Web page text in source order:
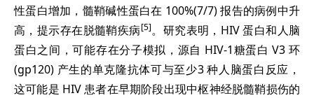
性蛋白增加，髓鞘碱性蛋白在 100%(7/7) 报告的病例中升
高，提示存在脱髓鞘疾病[5]。研究表明，HIV 蛋白和人脑
蛋白之间，可能存在分子模拟，源自 HIV-1糖蛋白 V3 环
(gp120) 产生的单克隆抗体可与至少3 种人脑蛋白反应，
这可能是 HIV 患者在早期阶段出现中枢神经脱髓鞘损伤的